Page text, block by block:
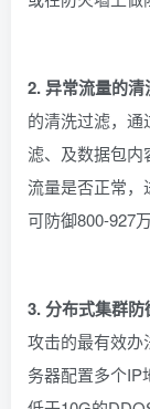
2. 异常流量的清
的清洗过滤，
滤、及数据包内
流量是否正常，
可防御800-927
3. 分布式集群防
攻击的最有效办
务器配置多个IP